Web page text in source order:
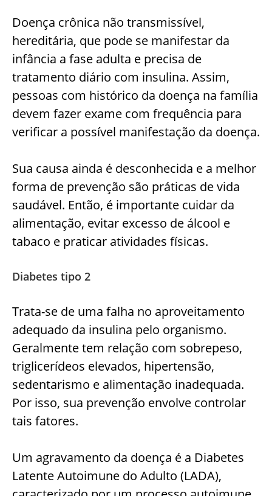
Doença crônica não transmissível,
hereditária, que pode se manifestar da
infância a fase adulta e precisa de
tratamento diário com insulina. Assim,
pessoas com histórico da doença na família
devem fazer exame com frequência para
verificar a possível manifestação da doença.
Sua causa ainda é desconhecida e a melhor
forma de prevenção são práticas de vida
saudável. Então, é importante cuidar da
alimentação, evitar excesso de álcool e
tabaco e praticar atividades físicas.
Diabetes tipo 2
Trata-se de uma falha no aproveitamento
adequado da insulina pelo organismo.
Geralmente tem relação com sobrepeso,
triglicerídeos elevados, hipertensão,
sedentarismo e alimentação inadequada.
Por isso, sua prevenção envolve controlar
tais fatores.
Um agravamento da doença é a Diabetes
Latente Autoimune do Adulto (LADA),